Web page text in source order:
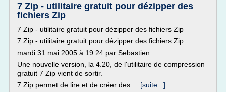
7 Zip - utilitaire gratuit pour dézipper des
fichiers Zip
7 Zip - utilitaire gratuit pour dézipper des fichiers Zip
7 Zip - utilitaire gratuit pour dézipper des fichiers Zip
mardi 31 mai 2005 à 19:24 par Sebastien
Une nouvelle version, la 4.20, de l'utilitaire de compression
gratuit 7 Zip vient de sortir.
7 Zip permet de lire et de créer des... [suite...]